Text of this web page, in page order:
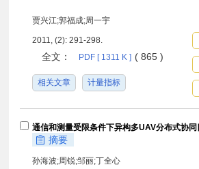
贾兴江;郭福成;周一宇
2011, (2): 291-298.
全文： PDF [ 1311 K ] ( 865 )
相关文章 计量指标
通信和测量受限条件下异构多UAV分布式协
摘要
孙海波;周锐;邹丽;丁全心